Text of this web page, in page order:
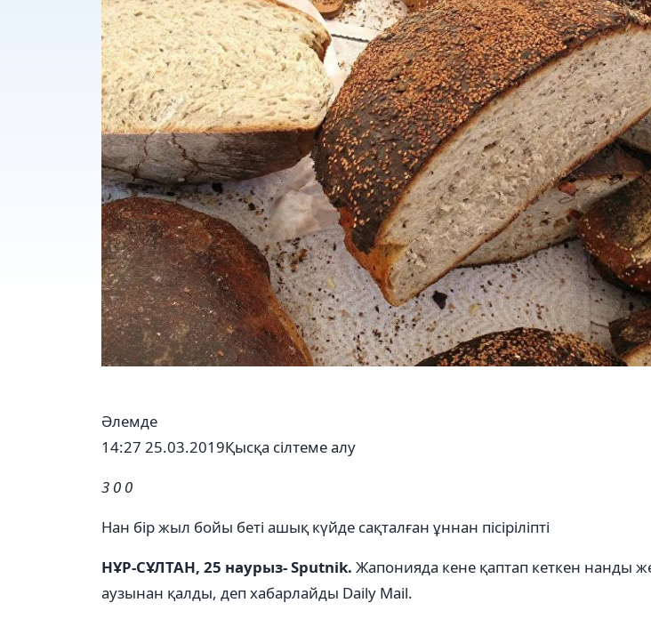
Әлемде
14:27 25.03.2019Қысқа сілтеме алу
3 0 0
Нан бір жыл бойы беті ашық күйде сақталған ұннан пісіріліпті
НҰР-СҰЛТАН, 25 наурыз- Sputnik. Жапонияда кене қаптап кеткен нанды
аузынан қалды, деп хабарлайды Daily Mail.